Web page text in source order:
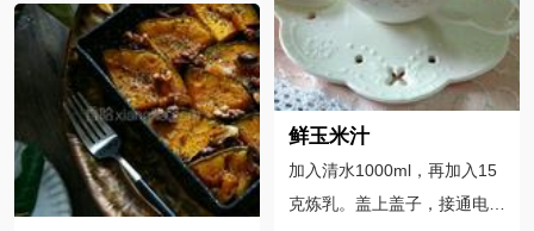
鲜玉米汁
加入清水1000ml，再加入15
克炼乳。盖上盖子，接通电